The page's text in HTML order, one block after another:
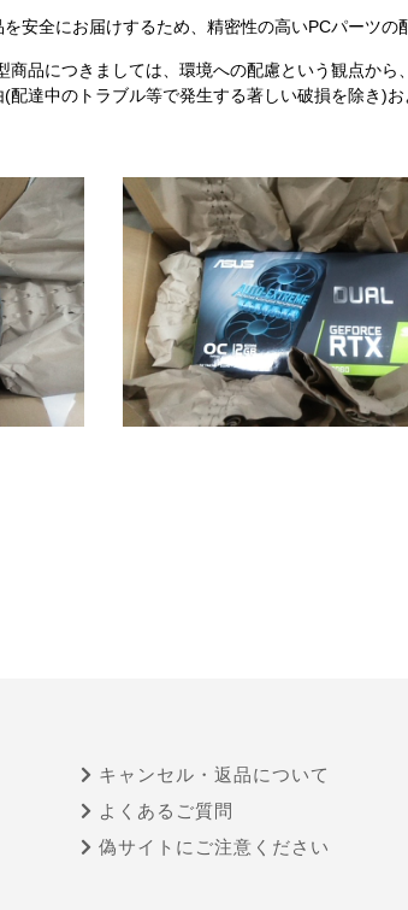
安全にお届けするため、精密性の高いPCパーツ
商品につきましては、環境への配慮という観点か
配達中のトラブル等で発生する著しい破損を除き)
キャンセル・返品について
よくあるご質問
偽サイトにご注意ください